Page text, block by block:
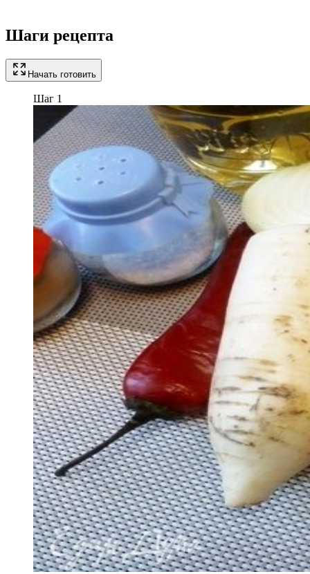
Шаги рецепта
Начать готовить
Шаг 1